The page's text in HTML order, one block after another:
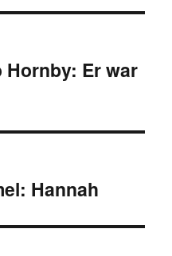
Er war
Hannah